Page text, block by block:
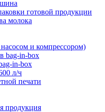
готовой продукции
молока
и компрессором)
bag-in-box
in-box
л/ч
печати
продукция